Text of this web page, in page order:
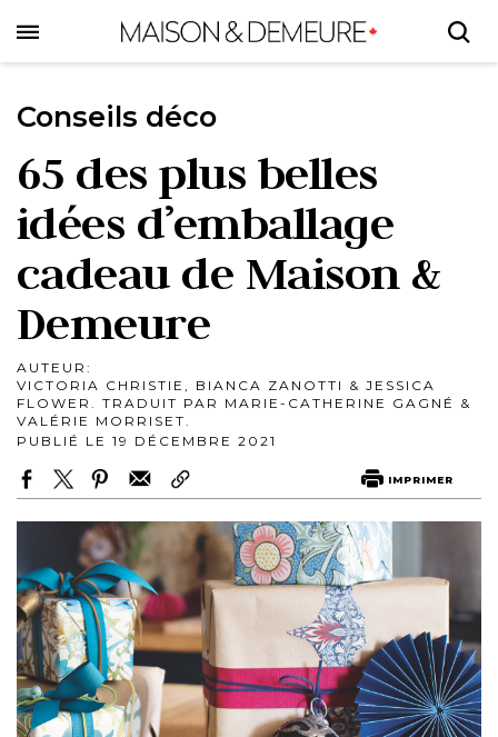
to
main
Conseils déco
65 des plus belles
idées d’emballage
cadeau de Maison &
Demeure
AUTEUR:
VICTORIA CHRISTIE, BIANCA ZANOTTI & JESSICA
FLOWER. TRADUIT PAR MARIE-CATHERINE GAGNÉ &
VALÉRIE MORRISET.
PUBLIÉ LE 19 DÉCEMBRE 2021
IMPRIMER